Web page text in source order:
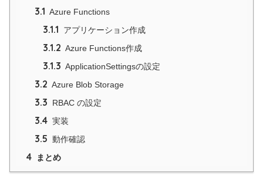
3.1 Azure Functions
3.1.1 アプリケーション作成
3.1.2 Azure Functions作成
3.1.3 ApplicationSettingsの設定
3.2 Azure Blob Storage
3.3 RBAC の設定
3.4 実装
3.5 動作確認
4 まとめ